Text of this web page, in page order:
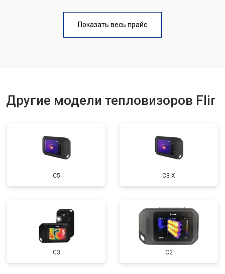
Показать весь прайс
Другие модели тепловизоров Flir
С5 С3-Х
С3 C2